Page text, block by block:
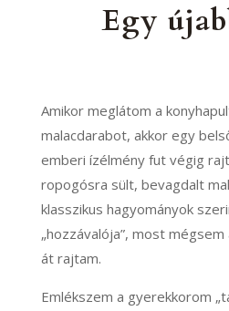
Egy
Amikor meglátom a
malacdarabot, akkor egy
emberi ízélmény fut végig
ropogósra sült, bevagdalt
klasszikus hagyományok
„hozzávalója”, most
át rajtam.
Emlékszem a gyerekkorom